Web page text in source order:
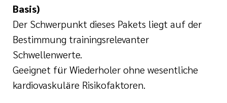
Basis)
Der Schwerpunkt dieses Pakets liegt auf der
Bestimmung trainingsrelevanter
Schwellenwerte.
Geeignet für Wiederholer ohne wesentliche
kardiovaskuläre Risikofaktoren.